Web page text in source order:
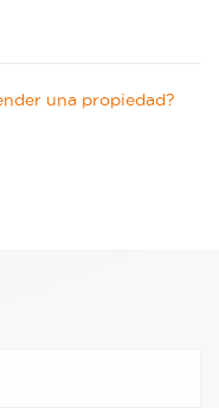
una propiedad?